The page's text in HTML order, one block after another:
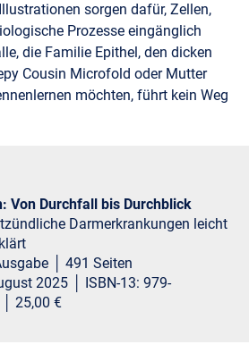
sorgen dafür, Zellen,
Prozesse eingänglich
die Familie Epithel, den dicken
Cousin Microfold oder Mutter
möchten, führt kein Weg
Von Durchfall bis Durchblick
Darmerkrankungen leicht
│ 491 Seiten
2025 │ ISBN-13: ‎979-
25,00 €